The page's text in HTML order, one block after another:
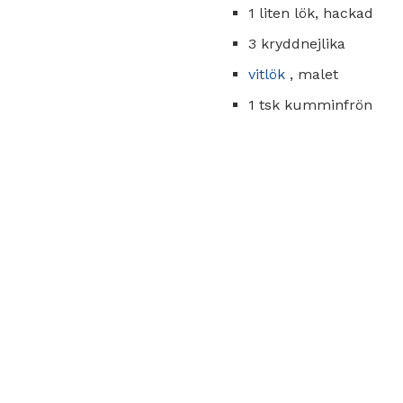
1 liten lök, hackad
3 kryddnejlika
vitlök , malet
1 tsk kumminfrön